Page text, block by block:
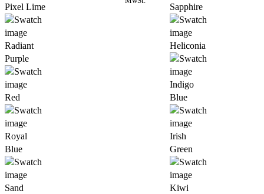
Pixel Lime
Radiant
Purple
Red
Royal
Blue
Sand
Sapphire
Heliconia
Indigo
Blue
Irish
Green
Kiwi